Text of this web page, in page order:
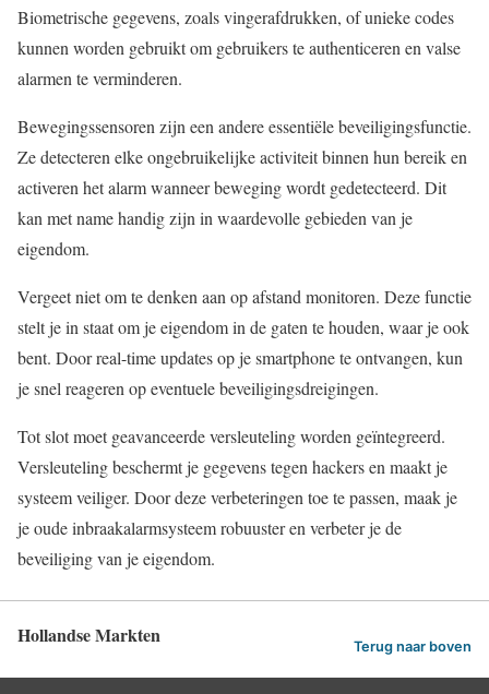
Biometrische gegevens, zoals vingerafdrukken, of unieke codes
kunnen worden gebruikt om gebruikers te authenticeren en valse
alarmen te verminderen.
Bewegingssensoren zijn een andere essentiële beveiligingsfunctie.
Ze detecteren elke ongebruikelijke activiteit binnen hun bereik en
activeren het alarm wanneer beweging wordt gedetecteerd. Dit
kan met name handig zijn in waardevolle gebieden van je
eigendom.
Vergeet niet om te denken aan op afstand monitoren. Deze functie
stelt je in staat om je eigendom in de gaten te houden, waar je ook
bent. Door real-time updates op je smartphone te ontvangen, kun
je snel reageren op eventuele beveiligingsdreigingen.
Tot slot moet geavanceerde versleuteling worden geïntegreerd.
Versleuteling beschermt je gegevens tegen hackers en maakt je
systeem veiliger. Door deze verbeteringen toe te passen, maak je
je oude inbraakalarmsysteem robuuster en verbeter je de
beveiliging van je eigendom.
Hollandse Markten Terug naar boven